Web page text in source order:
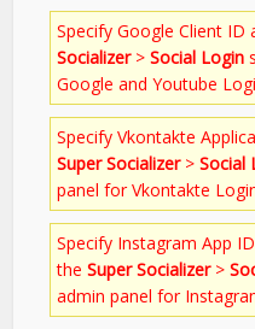
Specify Google Client
Socializer>Social Login
Google and Youtube
Specify Vkontakte
Super Socializer>Social
panel for Vkontakte
Specify Instagram App
theSuper Socializer>
admin panel for